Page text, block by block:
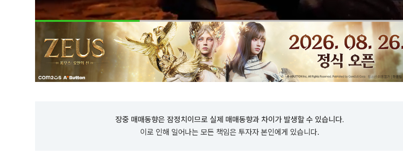
장중 매매동향은 잠정치이므로 실제 매매동향과 차이가 발생할 수 있습니다.
이로 인해 일어나는 모든 책임은 투자자 본인에게 있습니다.